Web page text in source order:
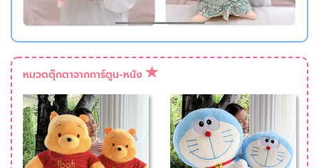
หมวดตุ๊กตาจากการ์ตูน-หนัง